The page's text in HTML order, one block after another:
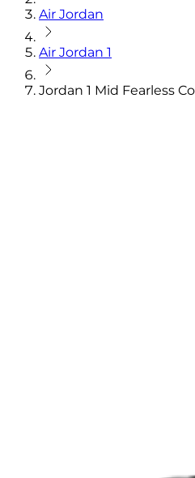
Air Jordan
Air Jordan 1
Jordan 1 Mid Fearless